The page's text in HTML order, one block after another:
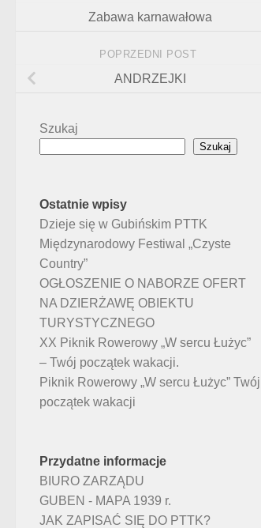
Zabawa karnawałowa
POPRZEDNI POST
ANDRZEJKI
Szukaj
Szukaj
Ostatnie wpisy
Dzieje się w Gubińskim PTTK
Międzynarodowy Festiwal „Czyste
Country”
OGŁOSZENIE O NABORZE OFERT
NA DZIERŻAWĘ OBIEKTU
TURYSTYCZNEGO
XX Piknik Rowerowy „W sercu Łużyc”
– Twój początek wakacji.
Piknik Rowerowy „W sercu Łużyc” Twój
początek wakacji
Przydatne informacje
BIURO ZARZĄDU
GUBEN - MAPA 1939 r.
JAK ZAPISAĆ SIĘ DO PTTK?